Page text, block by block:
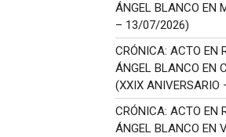
ÁNGEL BLANCO EN
– 13/07/2026)
CRÓNICA: ACTO EN
ÁNGEL BLANCO EN
(XXIX
CRÓNICA: ACTO EN
ÁNGEL BLANCO EN